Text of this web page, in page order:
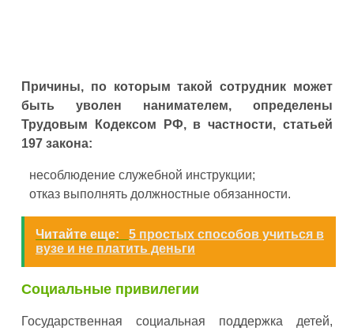
Причины, по которым такой сотрудник может
быть уволен нанимателем, определены
Трудовым Кодексом РФ, в частности, статьей
197 закона:
несоблюдение служебной инструкции;
отказ выполнять должностные обязанности.
Читайте еще:
5 простых способов учиться в
вузе и не платить деньги
Социальные привилегии
Государственная социальная поддержка детей,